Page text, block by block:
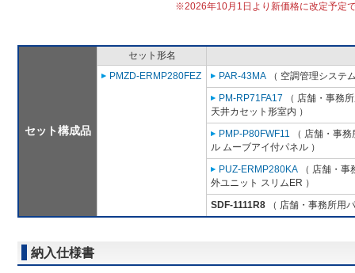
※2026年10月1日より新価格に改定予定
セット構成品
セット形名
PMZD-ERMP280FEZ
PAR-43MA （ 空調管理システ
PM-RP71FA17 （ 店舗・事務
天井カセット形室内 ）
PMP-P80FWF11 （ 店舗・事
ル ムーブアイ付パネル ）
PUZ-ERMP280KA （ 店舗・
外ユニット スリムER ）
SDF-1111R8 （ 店舗・事務所用
納入仕様書